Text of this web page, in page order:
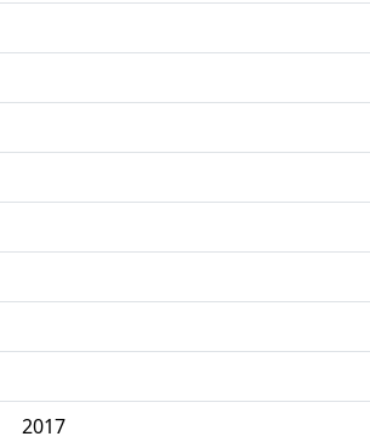
2017